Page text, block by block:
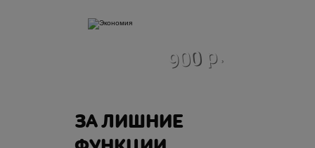
900 р.
ЗА ЛИШНИЕ